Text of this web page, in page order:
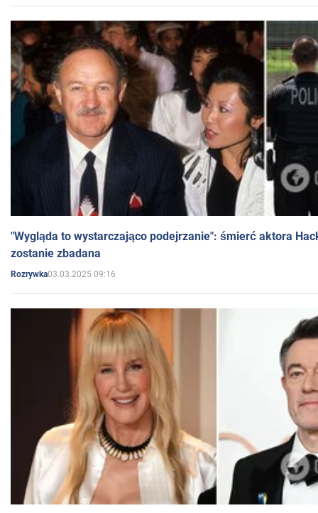
"Wygląda to wystarczająco podejrzanie": śmierć aktora
zostanie zbadana
Rozrywka03.03.2025 09:16